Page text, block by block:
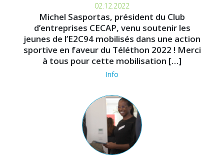
02.12.2022
Michel Sasportas, président du Club
d’entreprises CECAP, venu soutenir les
jeunes de l’E2C94 mobilisés dans une action
sportive en faveur du Téléthon 2022 ! Merci
à tous pour cette mobilisation […]
Info